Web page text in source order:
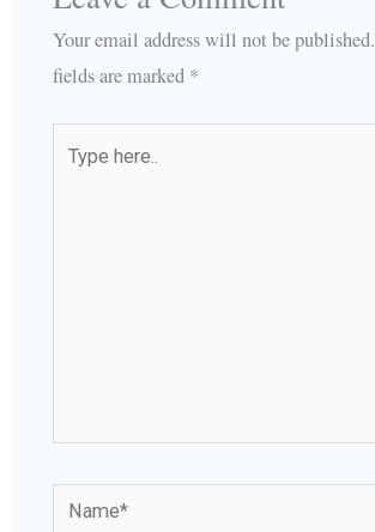
Your email address will not be published.
fields are marked *
Name*